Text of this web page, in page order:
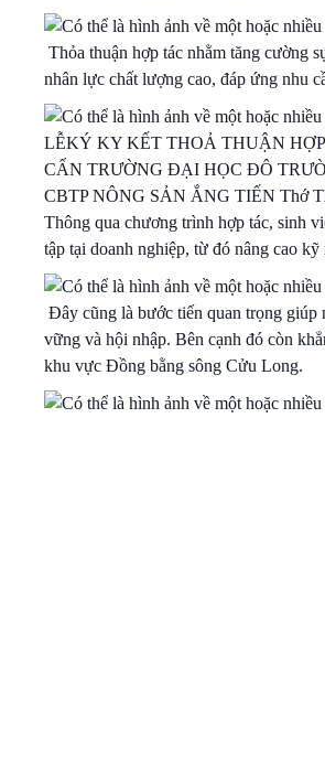
Thỏa thuận hợp tác nhằm tăng cường
nhân lực chất lượng cao, đáp ứng nhu
Thông qua chương trình hợp tác, sinh
tập tại doanh nghiệp, từ đó nâng cao
Đây cũng là bước tiến quan trọng giúp
vững và hội nhập. Bên cạnh đó còn
khu vực Đồng bằng sông Cửu Long.